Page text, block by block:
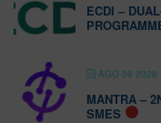
ECDI –
AGO 06 2026
MANTRA –
SMES